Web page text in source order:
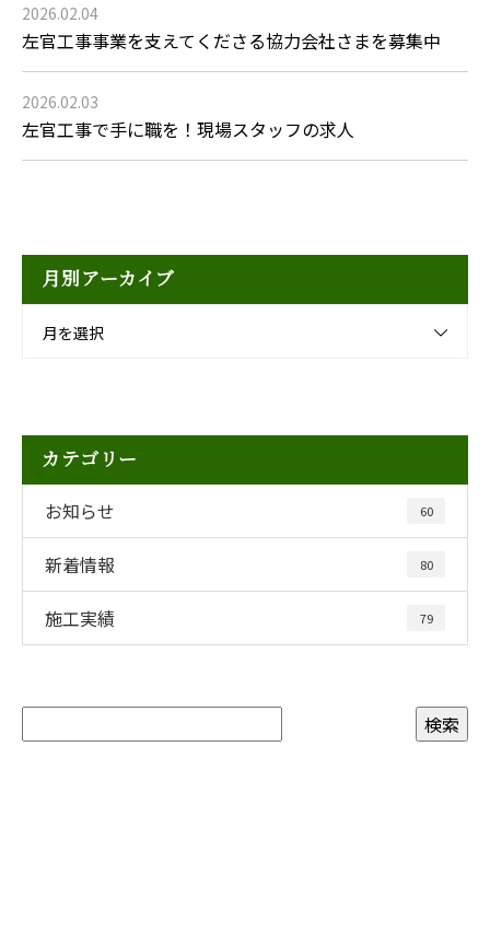
2026.02.04
左官工事事業を支えてくださる協力会社さまを募集中
2026.02.03
左官工事で手に職を！現場スタッフの求人
月別アーカイブ
月を選択
カテゴリー
お知らせ 60
新着情報 80
施工実績 79